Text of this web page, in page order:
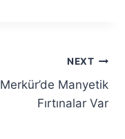
NEXT
Merkür’de Manyetik
Fırtınalar Var